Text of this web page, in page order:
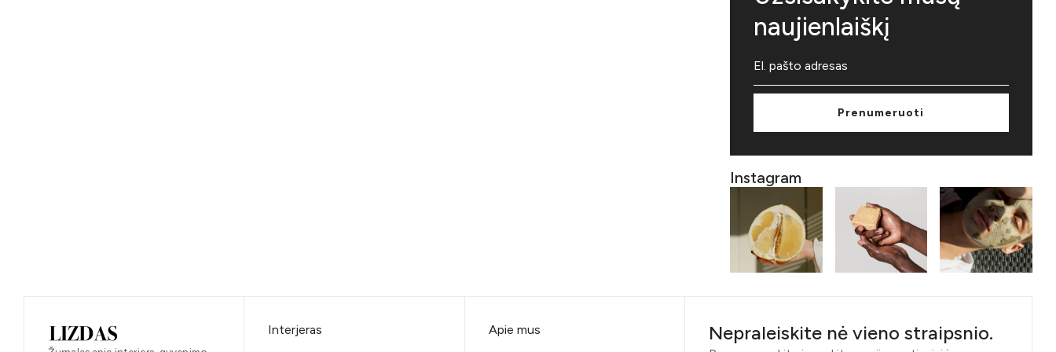
naujienlaiškį
Prenumeruoti
Instagram
Interjeras Apie mus Nepraleiskite nė vieno straipsnio.